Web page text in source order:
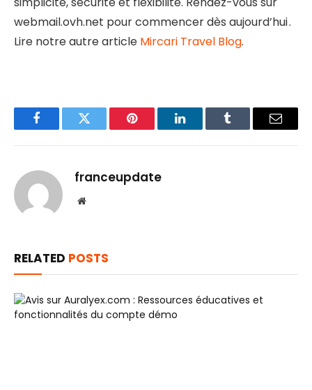
webmail.ovh.net pour commencer dès aujourd’hui .
Lire notre autre article Mircari Travel Blog.
FacebookTwitter Pinterest LinkedInTumblr Email
franceupdate
Website
RELATED POSTS